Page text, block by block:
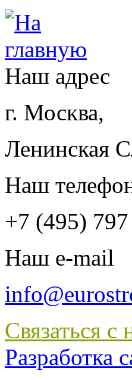
Наш адрес
г. Москва,
Ленинская
Наш
+7 (495)
Наш e-mail
Связаться с
Разработка